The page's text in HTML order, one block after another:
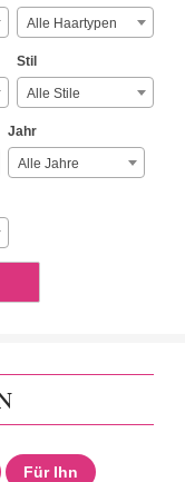
Alle Haartypen
Stil
Alle Stile
Jahr
Alle Jahre
Für Ihn